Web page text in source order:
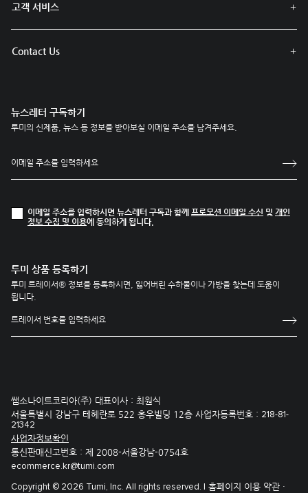
고객 서비스
Contact Us
뉴스레터 구독하기
투미의 신제품, 뉴스 등 정보를 받아보실 이메일 주소를 남겨주세요.
이메일 주소를 입력하시면 뉴스레터 구독과 함께 프로모션 이메일 수신 및 개인
정보 수집 및 이용에 동의하게 됩니다.
투미 상품 등록하기
투미 트레이서® 정보를 등록하시면, 잃어버린 수하물이나 가방을 찾는데 도움이
됩니다.
쌤소나이트코리아(주) 대표이사 : 최원식
서울특별시 강남구 테헤란로 522 홍우빌딩 12층 사업자등록번호 : 218-81-
21342
사업자정보확인
통신판매신고번호 : 제 2008-서울강남-0754호
ecommerce.kr@tumi.com
Copyright © 2026 Tumi, Inc. All rights reserved. |
홈페이지 이용 약관 ·